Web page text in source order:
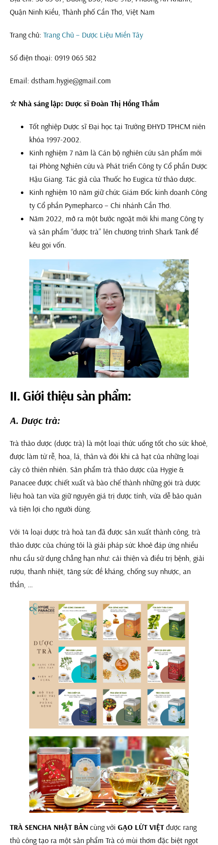
Quận Ninh Kiều, Thành phố Cần Thơ, Việt Nam
Trang chủ: Trang Chủ – Dược Liệu Miền Tây
Số điện thoại: 0919 065 582
Email: dstham.hygie@gmail.com
☆ Nhà sáng lập: Dược sĩ Đoàn Thị Hồng Thắm
Tốt nghiệp Dược sĩ Đại học tại Trường ĐHYD TPHCM niên
khóa 1997-2002.
Kinh nghiệm 7 năm là Cán bộ nghiên cứu sản phẩm mới
tại Phòng Nghiên cứu và Phát triển Công ty Cổ phần Dược
Hậu Giang. Tác giả của Thuốc ho Eugica từ thảo dược.
Kinh nghiệm 10 năm giữ chức Giám Đốc kinh doanh Công
ty Cổ phần Pymepharco – Chi nhánh Cần Thơ.
Năm 2022, mở ra một bước ngoặt mới khi mang Công ty
và sản phẩm “dược trà” lên chương trình Shark Tank để
kêu gọi vốn.
II. Giới thiệu sản phẩm:
A. Dược trà:
Trà thảo dược (dược trà) là một loại thức uống tốt cho sức khoẻ,
được làm từ rễ, hoa, lá, thân và đôi khi cả hạt của những loại
cây cỏ thiên nhiên. Sản phẩm trà thảo dược của Hygie &
Panacee được chiết xuất và bào chế thành những gói trà dược
liệu hoà tan vừa giữ nguyên giá trị dược tính, vừa dễ bảo quản
và tiện lợi cho người dùng.
Với 14 loại dược trà hoà tan đã được sản xuất thành công, trà
thảo dược của chúng tôi là giải pháp sức khoẻ đáp ứng nhiều
nhu cầu sử dụng chẳng hạn như: cải thiện và điều trị bệnh, giải
rượu, thanh nhiệt, tăng sức đề kháng, chống suy nhược, an
thần, …
TRÀ SENCHA NHẬT BẢN cùng với GẠO LỨT VIỆT được rang
thủ công tạo ra một sản phẩm Trà có mùi thơm đặc biệt ngọt